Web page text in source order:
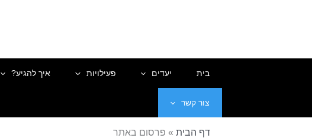
בית יעדים פעילויות איך להגיע?
צור קשר
דף הבית » פרסום באתר